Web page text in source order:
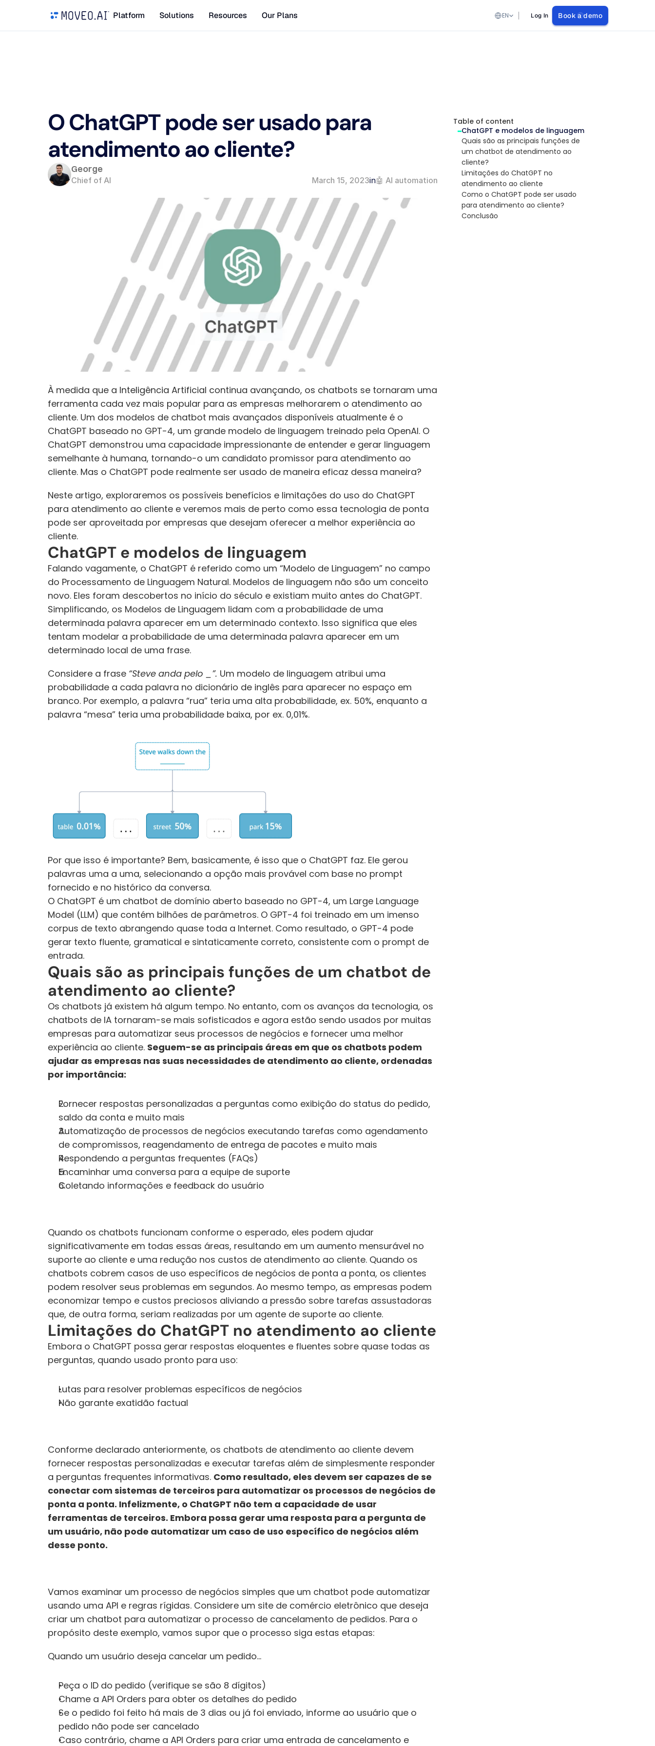
Platform Solutions Resources Our Plans Select Language
EN Log In Book a demo
O ChatGPT pode ser usado para
atendimento ao cliente?
George
Chief of AI March 15, 2023in🤖 AI automation
À medida que a Inteligência Artificial continua avançando, os chatbots se tornaram uma
ferramenta cada vez mais popular para as empresas melhorarem o atendimento ao
cliente. Um dos modelos de chatbot mais avançados disponíveis atualmente é o
ChatGPT baseado no GPT-4, um grande modelo de linguagem treinado pela OpenAI. O
ChatGPT demonstrou uma capacidade impressionante de entender e gerar linguagem
semelhante à humana, tornando-o um candidato promissor para atendimento ao
cliente. Mas o ChatGPT pode realmente ser usado de maneira eficaz dessa maneira?
Neste artigo, exploraremos os possíveis benefícios e limitações do uso do ChatGPT
para atendimento ao cliente e veremos mais de perto como essa tecnologia de ponta
pode ser aproveitada por empresas que desejam oferecer a melhor experiência ao
cliente.
ChatGPT e modelos de linguagem
Falando vagamente, o ChatGPT é referido como um “Modelo de Linguagem” no campo
do Processamento de Linguagem Natural. Modelos de linguagem não são um conceito
novo. Eles foram descobertos no início do século e existiam muito antes do ChatGPT.
Simplificando, os Modelos de Linguagem lidam com a probabilidade de uma
determinada palavra aparecer em um determinado contexto. Isso significa que eles
tentam modelar a probabilidade de uma determinada palavra aparecer em um
determinado local de uma frase.
Considere a frase “Steve anda pelo _”. Um modelo de linguagem atribui uma
probabilidade a cada palavra no dicionário de inglês para aparecer no espaço em
branco. Por exemplo, a palavra “rua” teria uma alta probabilidade, ex. 50%, enquanto a
palavra “mesa” teria uma probabilidade baixa, por ex. 0,01%.
Por que isso é importante? Bem, basicamente, é isso que o ChatGPT faz. Ele gerou
palavras uma a uma, selecionando a opção mais provável com base no prompt
fornecido e no histórico da conversa.
O ChatGPT é um chatbot de domínio aberto baseado no GPT-4, um Large Language
Model (LLM) que contém bilhões de parâmetros. O GPT-4 foi treinado em um imenso
corpus de texto abrangendo quase toda a Internet. Como resultado, o GPT-4 pode
gerar texto fluente, gramatical e sintaticamente correto, consistente com o prompt de
entrada.
Quais são as principais funções de um chatbot de
atendimento ao cliente?
Os chatbots já existem há algum tempo. No entanto, com os avanços da tecnologia, os
chatbots de IA tornaram-se mais sofisticados e agora estão sendo usados por muitas
empresas para automatizar seus processos de negócios e fornecer uma melhor
experiência ao cliente. Seguem-se as principais áreas em que os chatbots podem
ajudar as empresas nas suas necessidades de atendimento ao cliente, ordenadas
por importância:
Fornecer respostas personalizadas a perguntas como exibição do status do pedido,
saldo da conta e muito mais
Automatização de processos de negócios executando tarefas como agendamento
de compromissos, reagendamento de entrega de pacotes e muito mais
Respondendo a perguntas frequentes (FAQs)
Encaminhar uma conversa para a equipe de suporte
Coletando informações e feedback do usuário
Quando os chatbots funcionam conforme o esperado, eles podem ajudar
significativamente em todas essas áreas, resultando em um aumento mensurável no
suporte ao cliente e uma redução nos custos de atendimento ao cliente. Quando os
chatbots cobrem casos de uso específicos de negócios de ponta a ponta, os clientes
podem resolver seus problemas em segundos. Ao mesmo tempo, as empresas podem
economizar tempo e custos preciosos aliviando a pressão sobre tarefas assustadoras
que, de outra forma, seriam realizadas por um agente de suporte ao cliente.
Limitações do ChatGPT no atendimento ao cliente
Embora o ChatGPT possa gerar respostas eloquentes e fluentes sobre quase todas as
perguntas, quando usado pronto para uso:
Lutas para resolver problemas específicos de negócios
Não garante exatidão factual
Conforme declarado anteriormente, os chatbots de atendimento ao cliente devem
fornecer respostas personalizadas e executar tarefas além de simplesmente responder
a perguntas frequentes informativas. Como resultado, eles devem ser capazes de se
conectar com sistemas de terceiros para automatizar os processos de negócios de
ponta a ponta. Infelizmente, o ChatGPT não tem a capacidade de usar
ferramentas de terceiros. Embora possa gerar uma resposta para a pergunta de
um usuário, não pode automatizar um caso de uso específico de negócios além
desse ponto.
Vamos examinar um processo de negócios simples que um chatbot pode automatizar
usando uma API e regras rígidas. Considere um site de comércio eletrônico que deseja
criar um chatbot para automatizar o processo de cancelamento de pedidos. Para o
propósito deste exemplo, vamos supor que o processo siga estas etapas:
Quando um usuário deseja cancelar um pedido…
Peça o ID do pedido (verifique se são 8 dígitos)
Chame a API Orders para obter os detalhes do pedido
Se o pedido foi feito há mais de 3 dias ou já foi enviado, informe ao usuário que o
pedido não pode ser cancelado
Caso contrário, chame a API Orders para criar uma entrada de cancelamento e
Table of content
ChatGPT e modelos de linguagem
Quais são as principais funções de
um chatbot de atendimento ao
cliente?
Limitações do ChatGPT no
atendimento ao cliente
Como o ChatGPT pode ser usado
para atendimento ao cliente?
Conclusão